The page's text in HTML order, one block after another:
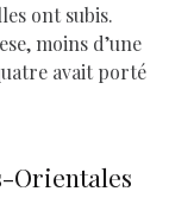
ont subis.
moins d’une
avait porté
Orientales